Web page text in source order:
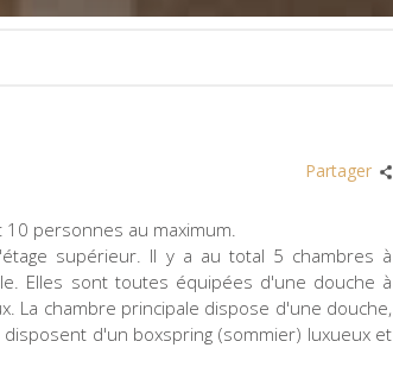
Partager
personnes au maximum.
supérieur. Il y a au total 5 chambres à
Elles sont toutes équipées d'une douche à
La chambre principale dispose d'une douche,
d'un boxspring (sommier) luxueux et